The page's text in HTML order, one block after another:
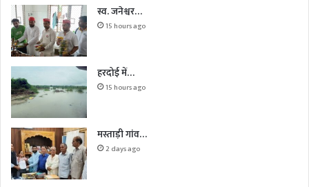
स्व. जनेश्वर…
15 hours ago
हरदोई में…
15 hours ago
मस्ताड़ी गांव…
2 days ago